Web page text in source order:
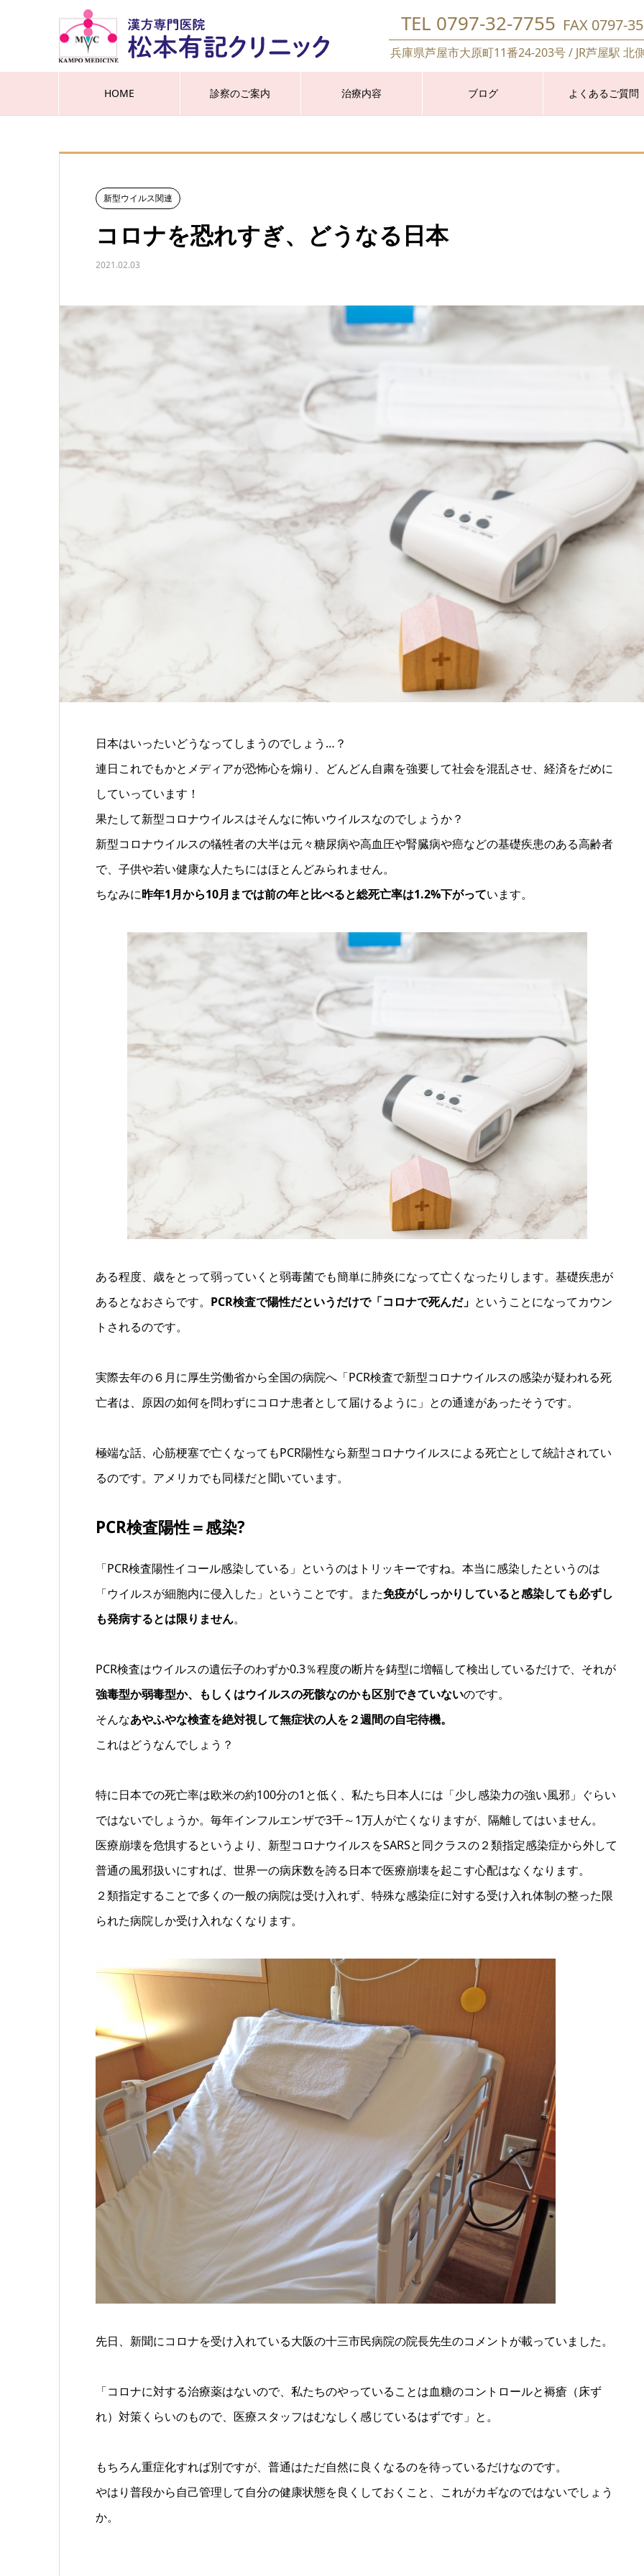
TEL 0797-32-7755 FAX 0797-
兵庫県芦屋市大原町11番24-203号 / JR芦屋駅 北
HOME 診察のご案内 治療内容 ブログ よくあるご質問
新型ウイルス関連
コロナを恐れすぎ、どうなる日本
2021.02.03
日本はいったいどうなってしまうのでしょう…？
連日これでもかとメディアが恐怖心を煽り、どんどん自粛を強要して社会を混乱させ、経済をだめに
していっています！
果たして新型コロナウイルスはそんなに怖いウイルスなのでしょうか？
新型コロナウイルスの犠牲者の大半は元々糖尿病や高血圧や腎臓病や癌などの基礎疾患のある高齢者
で、子供や若い健康な人たちにはほとんどみられません。
ちなみに昨年1月から10月までは前の年と比べると総死亡率は1.2%下がっています。
ある程度、歳をとって弱っていくと弱毒菌でも簡単に肺炎になって亡くなったりします。基礎疾患が
あるとなおさらです。 PCR検査で陽性だというだけで「コロナで死んだ」 ということになってカウン
トされるのです。
実際去年の６月に厚生労働省から全国の病院へ「PCR検査で新型コロナウイルスの感染が疑われる死
亡者は、原因の如何を問わずにコロナ患者として届けるように」との通達があったそうです。
極端な話、心筋梗塞で亡くなってもPCR陽性なら新型コロナウイルスによる死亡として統計されてい
るのです。アメリカでも同様だと聞いています。
PCR検査陽性＝感染?
「PCR検査陽性イコール感染している」というのはトリッキーですね。本当に感染したというのは
「ウイルスが細胞内に侵入した」ということです。また免疫がしっかりしていると感染しても必ずし
も発病するとは限りません。
PCR検査はウイルスの遺伝子のわずか0.3％程度の断片を鋳型に増幅して検出しているだけで、それが
強毒型か弱毒型か、もしくはウイルスの死骸なのかも区別できていないのです。
そんなあやふやな検査を絶対視して無症状の人を２週間の自宅待機。
これはどうなんでしょう？
特に日本での死亡率は欧米の約100分の1と低く、私たち日本人には「少し感染力の強い風邪」ぐらい
ではないでしょうか。毎年インフルエンザで3千～1万人が亡くなりますが、隔離してはいません。
医療崩壊を危惧するというより、新型コロナウイルスをSARSと同クラスの２類指定感染症から外して
普通の風邪扱いにすれば、世界一の病床数を誇る日本で医療崩壊を起こす心配はなくなります。
２類指定することで多くの一般の病院は受け入れず、特殊な感染症に対する受け入れ体制の整った限
られた病院しか受け入れなくなります。
先日、新聞にコロナを受け入れている大阪の十三市民病院の院長先生のコメントが載っていました。
「コロナに対する治療薬はないので、私たちのやっていることは血糖のコントロールと褥瘡（床ず
れ）対策くらいのもので、医療スタッフはむなしく感じているはずです」と。
もちろん重症化すれば別ですが、普通はただ自然に良くなるのを待っているだけなのです。
やはり普段から自己管理して自分の健康状態を良くしておくこと、これがカギなのではないでしょう
か。